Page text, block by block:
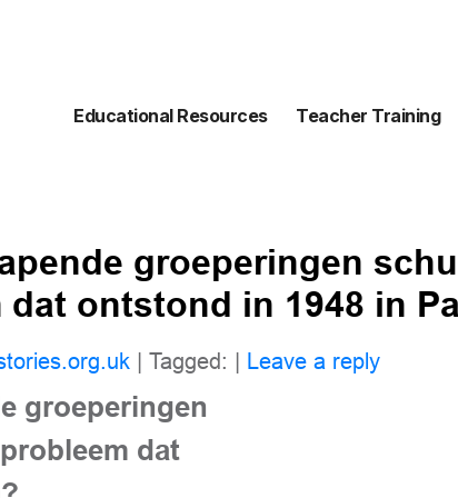
Educational Resources Teacher Training
groeperingen
ontstond in 1948 in
| Tagged: | Leave a reply
groeperingen
dat